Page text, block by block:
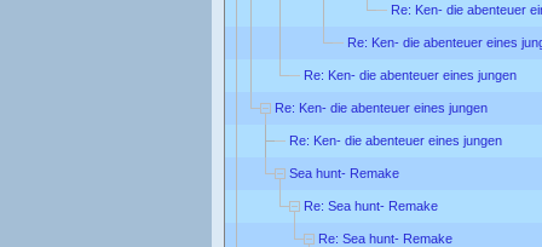
Re: Ken- die abenteuer
Re: Ken- die abenteuer eines
Re: Ken- die abenteuer eines jungen
Re: Ken- die abenteuer eines jungen
Re: Ken- die abenteuer eines jungen
Sea hunt- Remake
Re: Sea hunt- Remake
Re: Sea hunt- Remake